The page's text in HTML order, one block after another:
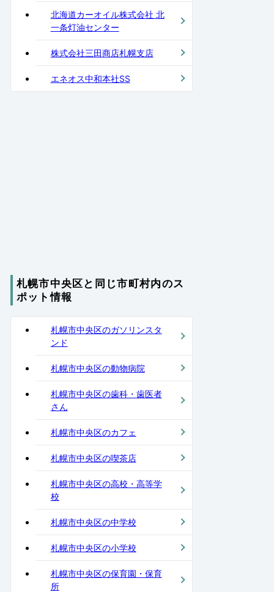
北海道カーオイル株式会社 北
一条灯油センター
株式会社三田商店札幌支店
エネオス中和本社SS
札幌市中央区と同じ市町村内のス
ポット情報
札幌市中央区のガソリンスタ
ンド
札幌市中央区の動物病院
札幌市中央区の歯科・歯医者
さん
札幌市中央区のカフェ
札幌市中央区の喫茶店
札幌市中央区の高校・高等学
校
札幌市中央区の中学校
札幌市中央区の小学校
札幌市中央区の保育園・保育
所